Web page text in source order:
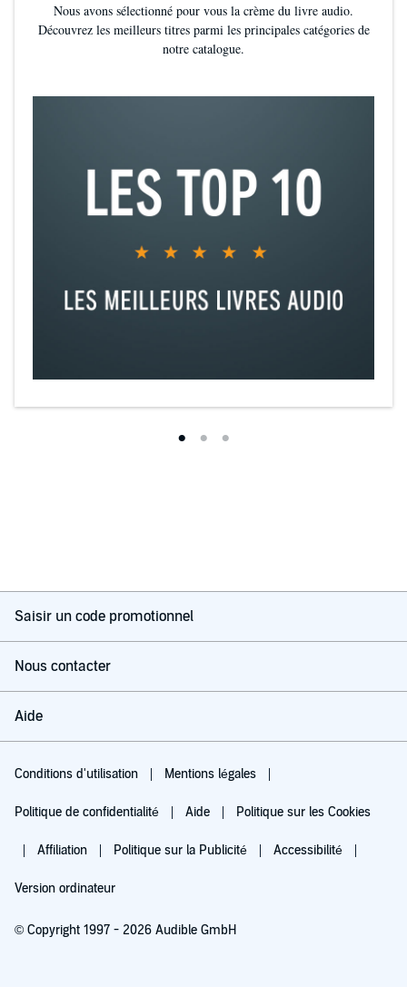
Nous avons sélectionné pour vous la crème du livre audio.
Découvrez les meilleurs titres parmi les principales catégories de
notre catalogue.
Saisir un code promotionnel
Nous contacter
Aide
Conditions d'utilisation Mentions légales
Politique de confidentialité Aide Politique sur les Cookies
Affiliation Politique sur la Publicité Accessibilité
Version ordinateur
© Copyright 1997 - 2026 Audible GmbH